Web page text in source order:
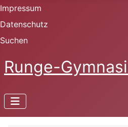
Impressum
Datenschutz
Suchen
Runge-